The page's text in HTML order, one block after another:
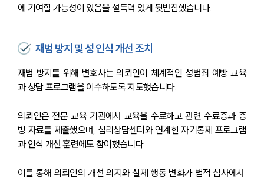
에 기여할 가능성이 있음을 설득력 있게 뒷받침했습니다.
재범 방지 및 성 인식 개선 조치
재범 방지를 위해 변호사는 의뢰인이 체계적인 성범죄 예방 교육
과 상담 프로그램을 이수하도록 지도했습니다.
의뢰인은 전문 교육 기관에서 교육을 수료하고 관련 수료증과 증
빙 자료를 제출했으며, 심리상담센터와 연계한 자기통제 프로그램
과 인식 개선 훈련에도 참여했습니다.
이를 통해 의뢰인의 개선 의지와 실제 행동 변화가 법적 심사에서